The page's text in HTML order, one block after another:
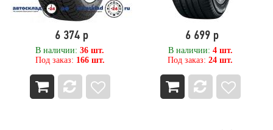
6 374 р
В наличии:36 шт.
Под заказ: 166 шт.
6 699 р
В наличии: 4 шт.
Под заказ:24 шт.